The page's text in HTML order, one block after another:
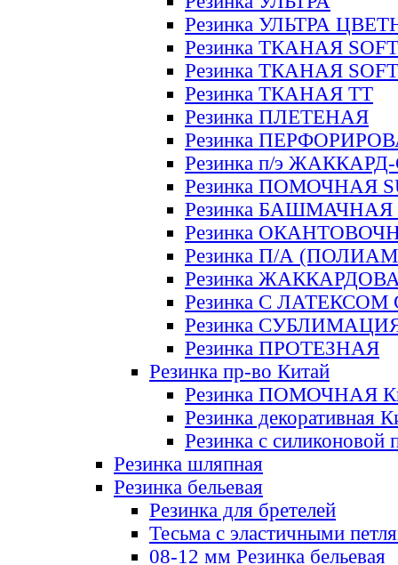
Резинка УЛЬТРА
Резинка ТКАНАЯ SOFT
Резинка ТКАНАЯ
Резинка ТКАНАЯ ТТ
Резинка ПЛЕТЕНАЯ
Резинка
Резинка п/э
Резинка ПОМОЧНАЯ
Резинка БАШМАЧНАЯ
Резинка
Резинка П/А
Резинка
Резинка С ЛАТЕКСОМ
Резинка
Резинка ПРОТЕЗНАЯ
Резинка пр-во Китай
Резинка ПОМОЧНАЯ
Резинка декоративная
Резинка с силиконовой
Резинка шляпная
Резинка бельевая
Резинка для бретелей
Тесьма с эластичными
08-12 мм Резинка бельевая